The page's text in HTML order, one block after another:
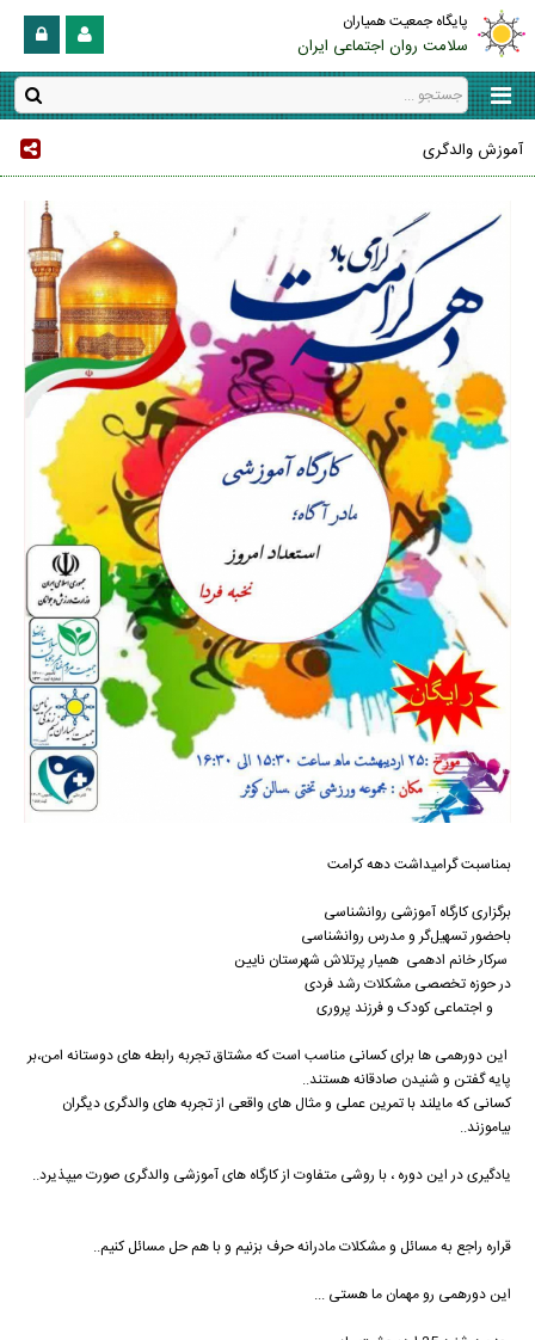
پایگاه جمعیت همیاران
سلامت روان اجتماعی ایران
آموزش والدگری
بمناسبت گرامیداشت دهه کرامت
برگزاری کارگاه آموزشی روانشناسی
باحضور تسهیل‌گر و مدرس روانشناسی
سرکار خانم ادهمی همیار پرتلاش شهرستان نایین
در حوزه تخصصی مشکلات رشد فردی
و اجتماعی کودک و فرزند پروری
این دورهمی ها برای کسانی مناسب است که مشتاق تجربه رابطه های دوستانه امن،بر
پایه گفتن و شنیدن صادقانه هستند..
کسانی که مایلند با تمرین عملی و مثال های واقعی از تجربه های والدگری دیگران
بیاموزند..
یادگیری در این دوره ، با روشی متفاوت از کارگاه های آموزشی والدگری صورت میپذیرد..
قراره راجع به مسائل و مشکلات مادرانه حرف بزنیم و با هم حل مسائل کنیم..
این دورهمی رو مهمان ما هستی ...